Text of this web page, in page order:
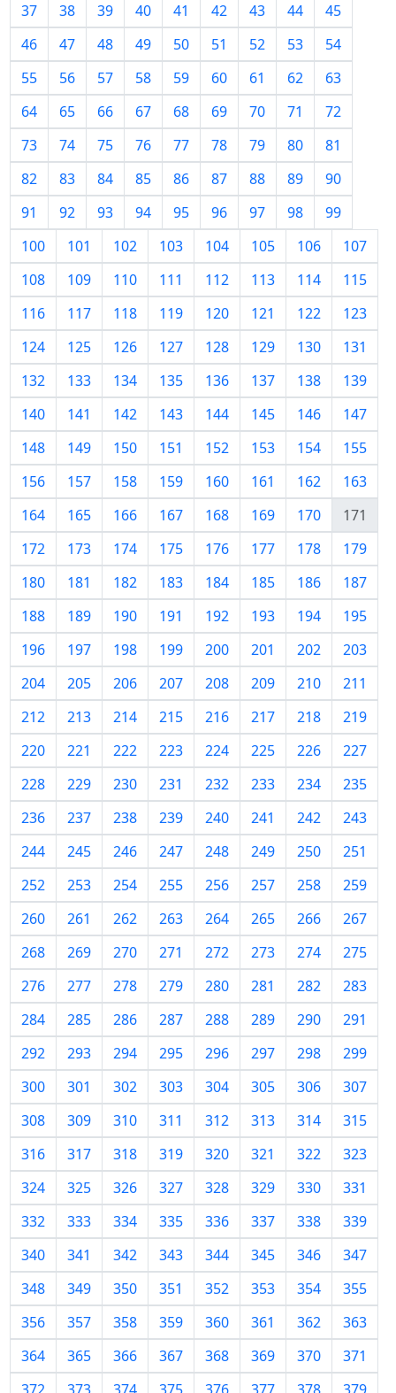
37
38 39 40 41 42 43 44
45
46
47 48 49 50 51 52 53
54
55
56 57 58 59 60 61 62
63
64
65 66 67 68 69 70 71
72
73
74 75 76 77 78 79 80
81
82
83 84 85 86 87 88 89
90
91
92 93 94 95 96 97 98
99
100
101 102 103 104 105 106
107
108
109 110 111 112 113 114
115
116
117 118 119 120 121 122
123
124
125 126 127 128 129 130
131
132
133 134 135 136 137 138
139
140
141 142 143 144 145 146
147
148
149 150 151 152 153 154
155
156
157 158 159 160 161 162
163
164
165 166 167 168 169 170
171
172
173 174 175 176 177 178
179
180
181 182 183 184 185 186
187
188
189 190 191 192 193 194
195
196
197 198 199 200 201 202
203
204
205 206 207 208 209 210
211
212
213 214 215 216 217 218
219
220
221 222 223 224 225 226
227
228
229 230 231 232 233 234
235
236
237 238 239 240 241 242
243
244
245 246 247 248 249 250
251
252
253 254 255 256 257 258
259
260
261 262 263 264 265 266
267
268
269 270 271 272 273 274
275
276
277 278 279 280 281 282
283
284
285 286 287 288 289 290
291
292
293 294 295 296 297 298
299
300
301 302 303 304 305 306
307
308
309 310 311 312 313 314
315
316
317 318 319 320 321 322
323
324
325 326 327 328 329 330
331
332
333 334 335 336 337 338
339
340
341 342 343 344 345 346
347
348
349 350 351 352 353 354
355
356
357 358 359 360 361 362
363
364
365 366 367 368 369 370
371